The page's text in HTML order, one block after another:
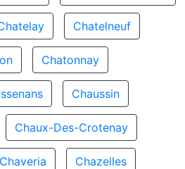
Chatelneuf
Chatonnay
Chaussin
Chaux-Des-Crotenay
Chaveria Chazelles